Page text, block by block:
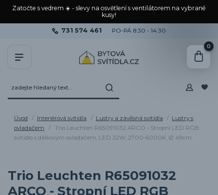
Zatočte s vedrem ☀️ - slevy na osvětlení s ventilátorem na vybrané
kusy!
731 574 461 PO-PÁ 8:30 - 14:30
0
Úvod Interiérová svítidla Lustry a závěsná svítidla
Lustry s
ovladačem
Trio Leuchten R65091032 ARCO - Stropní LED RGB
svítidlo s dálkovým ovladačem, LED 22W, 2700-6000K, Ø 49cm
Trio Leuchten R65091032
ARCO - Stropní LED RGB